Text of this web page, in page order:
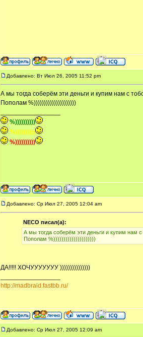
Добавлено: Вт Июл 26, 2005 11:52 pm
А мы тогда соберём эти деньги и купим нам с
Пополам %)))))))))))))))))))))
%))))))))))
%))))))))))
%))))))))))
Добавлено: Ср Июл 27, 2005 12:04 am
NECO писал(а):
А мы тогда соберём эти деньги и купим нам
Пополам %)))))))))))))))))))))
ДА!!!!! ХОЧУУУУУУУ )))))))))))))))
http://madbraid.fastbb.ru/
Добавлено: Ср Июл 27, 2005 12:09 am